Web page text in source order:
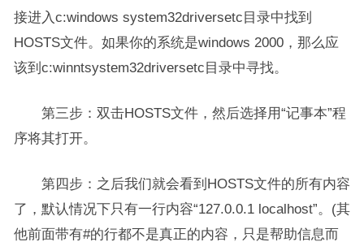
接进入c:windows system32driversetc目录中找到
HOSTS文件。如果你的系统是windows 2000，那么应
该到c:winntsystem32driversetc目录中寻找。
第三步：双击HOSTS文件，然后选择用“记事本”程
序将其打开。
第四步：之后我们就会看到HOSTS文件的所有内容
了，默认情况下只有一行内容“127.0.0.1 localhost”。(其
他前面带有#的行都不是真正的内容，只是帮助信息而